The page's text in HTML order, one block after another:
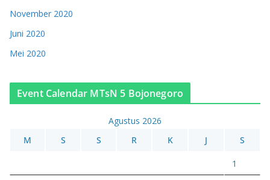
November 2020
Juni 2020
Mei 2020
Event Calendar MTsN 5 Bojonegoro
Agustus 2026
M
S S R K J S
1